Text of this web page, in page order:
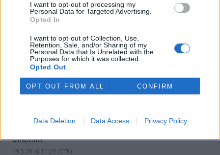
I want to opt-out of processing my
Personal Data for Targeted Advertising.
Opted In
I want to opt-out of Collection, Use,
Retention, Sale, and/or Sharing of my
Personal Data that Is Unrelated with the
Purposes for which it was collected.
Opted Out
OPT OUT FROM ALL CONFIRM
Data Deletion Data Access Privacy Policy
V Ostravě ve středu startuje dvoudenní filmový festival
o přírodě
V Ostravě ve středu začne
dvoudenní filmový festival T-
film, který mapuje současný
letošního čtvrtého ročníku
mezinárodní přehlídky je svět rostlin. Do soutěže se přihlásilo
rekordních 53 dokumentů z 18 zemí světa. Tuzemští tvůrci poslali
do soutěže 13 snímků, řekla ČTK mluvčí festivalu Hana Šromová.
uměním
19.5.2016 11:28 (ČTK)